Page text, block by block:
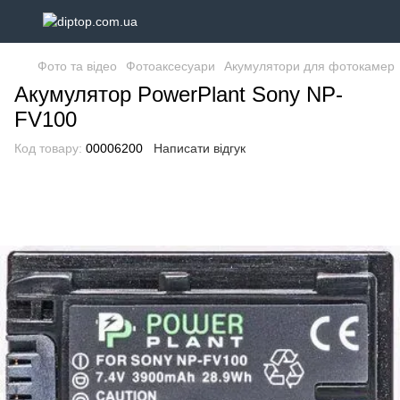
Фото та відео Фотоаксесуари Акумулятори для фотокамер
Акумулятор PowerPlant Sony NP-
FV100
Код товару: 00006200 Написати відгук